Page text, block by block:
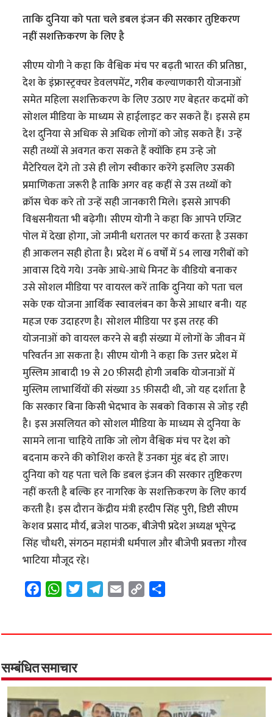
ताकि दुनिया को पता चले डबल इंजन की सरकार तुष्टिकरण
नहीं सशक्तिकरण के लिए है
सीएम योगी ने कहा कि वैश्विक मंच पर बढ़ती भारत की प्रतिष्ठा,
देश के इंफ्रास्ट्रक्चर डेवलपमेंट, गरीब कल्याणकारी योजनाओं
समेत महिला सशक्तिकरण के लिए उठाए गए बेहतर कदमों को
सोशल मीडिया के माध्यम से हाईलाइट कर सकते हैं। इससे हम
देश दुनिया से अधिक से अधिक लोगों को जोड़ सकते हैं। उन्हें
सही तथ्यों से अवगत करा सकते हैं क्योंकि हम उन्हे जो
मैटेरियल देंगे तो उसे ही लोग स्वीकार करेंगे इसलिए उसकी
प्रमाणिकता जरूरी है ताकि अगर वह कहीं से उस तथ्यों को
क्रॉस चेक करे तो उन्हें सही जानकारी मिले। इससे आपकी
विश्वसनीयता भी बढ़ेगी। सीएम योगी ने कहा कि आपने एग्जिट
पोल में देखा होगा, जो जमीनी धरातल पर कार्य करता है उसका
ही आकलन सही होता है। प्रदेश में 6 वर्षों में 54 लाख गरीबों को
आवास दिये गये। उनके आधे-आधे मिनट के वीडियो बनाकर
उसे सोशल मीडिया पर वायरल करें ताकि दुनिया को पता चल
सके एक योजना आर्थिक स्वावलंबन का कैसे आधार बनी। यह
महज एक उदाहरण है। सोशल मीडिया पर इस तरह की
योजनाओं को वायरल करने से बड़ी संख्या में लोगों के जीवन में
परिवर्तन आ सकता है। सीएम योगी ने कहा कि उत्तर प्रदेश में
मुस्लिम आबादी 19 से 20 फ़ीसदी होगी जबकि योजनाओं में
मुस्लिम लाभार्थियों की संख्या 35 फ़ीसदी थी, जो यह दर्शाता है
कि सरकार बिना किसी भेदभाव के सबको विकास से जोड़ रही
है। इस असलियत को सोशल मीडिया के माध्यम से दुनिया के
सामने लाना चाहिये ताकि जो लोग वैश्विक मंच पर देश को
बदनाम करने की कोशिश करते हैं उनका मुंह बंद हो जाए।
दुनिया को यह पता चले कि डबल इंजन की सरकार तुष्टिकरण
नहीं करती है बल्कि हर नागरिक के सशक्तिकरण के लिए कार्य
करती है। इस दौरान केंद्रीय मंत्री हरदीप सिंह पुरी, डिप्टी सीएम
केशव प्रसाद मौर्य, ब्रजेश पाठक, बीजेपी प्रदेश अध्यक्ष भूपेन्द्र
सिंह चौधरी, संगठन महामंत्री धर्मपाल और बीजेपी प्रवक्ता गौरव
भाटिया मौजूद रहे।
e
o
o
k
W
t
A
p
t
r
e
a
m
i
y
n
r
सम्बंधित समाचार